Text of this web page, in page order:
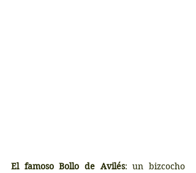
El famoso Bollo de Avilés: un bizcocho